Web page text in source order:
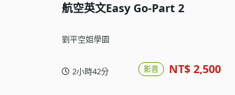
航空英文Easy Go-Part 2
劉平空姐學園
2小時42分 影音 NT$ 2,500